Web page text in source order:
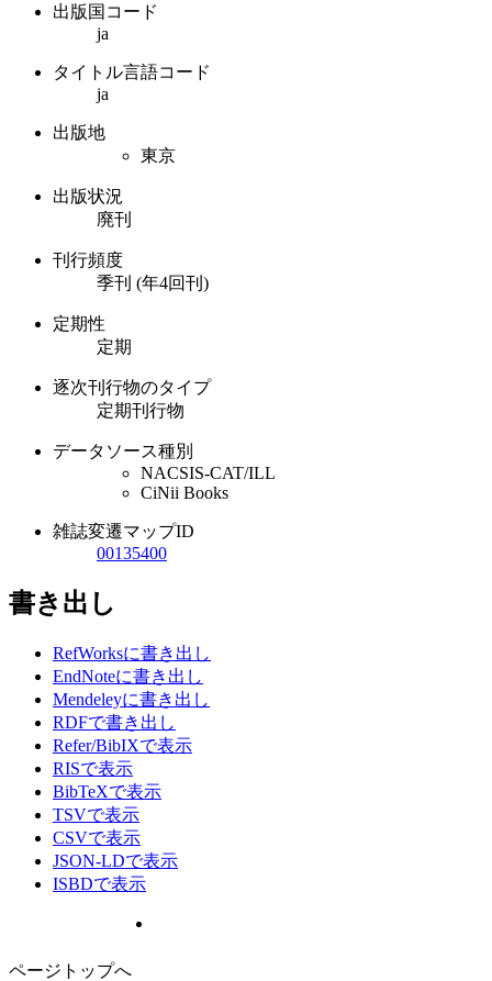
出版国コード
ja
タイトル言語コード
ja
出版地
東京
出版状況
廃刊
刊行頻度
季刊 (年4回刊)
定期性
定期
逐次刊行物のタイプ
定期刊行物
データソース種別
NACSIS-CAT/ILL
CiNii Books
雑誌変遷マップID
00135400
書き出し
RefWorksに書き出し
EndNoteに書き出し
Mendeleyに書き出し
RDFで書き出し
Refer/BibIXで表示
RISで表示
BibTeXで表示
TSVで表示
CSVで表示
JSON-LDで表示
ISBDで表示
ページトップへ